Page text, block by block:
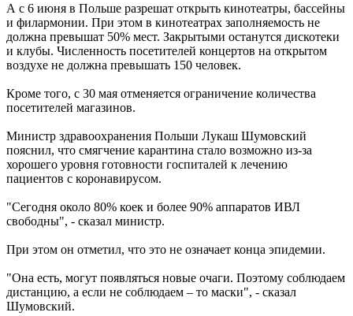
А с 6 июня в Польше разрешат открыть кинотеатры, бассейны
и филармонии. При этом в кинотеатрах заполняемость не
должна превышат 50% мест. Закрытыми останутся дискотеки
и клубы. Численность посетителей концертов на открытом
воздухе не должна превышать 150 человек.
Кроме того, с 30 мая отменяется ограничение количества
посетителей магазинов.
Министр здравоохранения Польши Лукаш Шумовский
пояснил, что смягчение карантина стало возможно из-за
хорошего уровня готовности госпиталей к лечению
пациентов с коронавирусом.
"Сегодня около 80% коек и более 90% аппаратов ИВЛ
свободны", - сказал министр.
При этом он отметил, что это не означает конца эпидемии.
"Она есть, могут появляться новые очаги. Поэтому соблюдаем
дистанцию, а если не соблюдаем – то маски", - сказал
Шумовский.